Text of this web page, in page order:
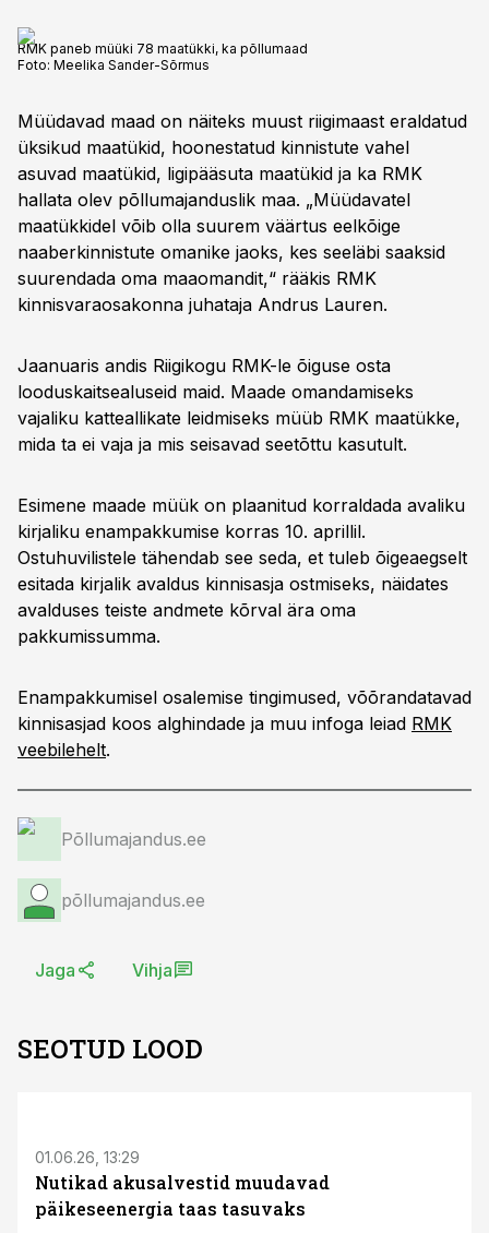
RMK paneb müüki 78 maatükki, ka põllumaad
Foto: Meelika Sander-Sõrmus
Müüdavad maad on näiteks muust riigimaast eraldatud
üksikud maatükid, hoonestatud kinnistute vahel
asuvad maatükid, ligipääsuta maatükid ja ka RMK
hallata olev põllumajanduslik maa. „Müüdavatel
maatükkidel võib olla suurem väärtus eelkõige
naaberkinnistute omanike jaoks, kes seeläbi saaksid
suurendada oma maaomandit,“ rääkis RMK
kinnisvaraosakonna juhataja Andrus Lauren.
Jaanuaris andis Riigikogu RMK-le õiguse osta
looduskaitsealuseid maid. Maade omandamiseks
vajaliku katteallikate leidmiseks müüb RMK maatükke,
mida ta ei vaja ja mis seisavad seetõttu kasutult.
Esimene maade müük on plaanitud korraldada avaliku
kirjaliku enampakkumise korras 10. aprillil.
Ostuhuvilistele tähendab see seda, et tuleb õigeaegselt
esitada kirjalik avaldus kinnisasja ostmiseks, näidates
avalduses teiste andmete kõrval ära oma
pakkumissumma.
Enampakkumisel osalemise tingimused, võõrandatavad
kinnisasjad koos alghindade ja muu infoga leiad RMK
veebilehelt.
Põllumajandus.ee
põllumajandus.ee
Jaga Vihja
SEOTUD LOOD
01.06.26, 13:29
Nutikad akusalvestid muudavad
päikeseenergia taas tasuvaks